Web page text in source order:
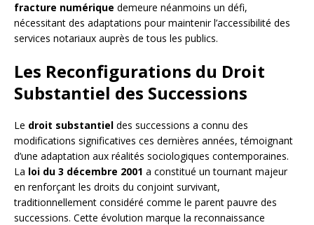
fracture numérique demeure néanmoins un défi,
nécessitant des adaptations pour maintenir l’accessibilité des
services notariaux auprès de tous les publics.
Les Reconfigurations du Droit
Substantiel des Successions
Le droit substantiel des successions a connu des
modifications significatives ces dernières années, témoignant
d’une adaptation aux réalités sociologiques contemporaines.
La loi du 3 décembre 2001 a constitué un tournant majeur
en renforçant les droits du conjoint survivant,
traditionnellement considéré comme le parent pauvre des
successions. Cette évolution marque la reconnaissance